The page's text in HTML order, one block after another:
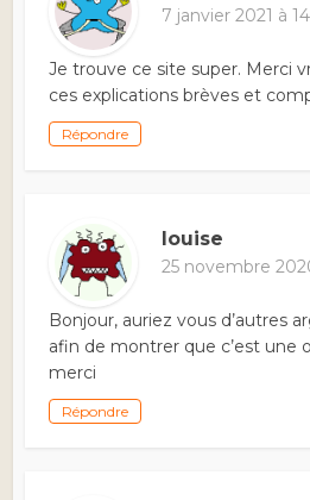
7 janvier 2021 à
Je trouve ce site super. Merci
ces explications brèves et
Répondre
louise
25 novembre
Bonjour, auriez vous d’autres
afin de montrer que c’est une
merci
Répondre